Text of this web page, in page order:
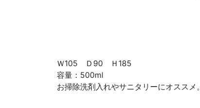
Ｗ105 Ｄ90 Ｈ185
容量：500ml
お掃除洗剤入れやサニタリーにオススメ。